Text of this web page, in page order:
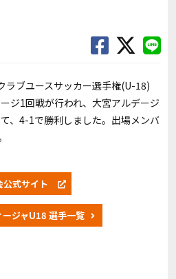
ラブユースサッカー選手権(U-18)
ジ1回戦が行われ、大宮アルデージ
、4-1で勝利しました。出場メンバ
公式サイト
ージャU18 選手一覧